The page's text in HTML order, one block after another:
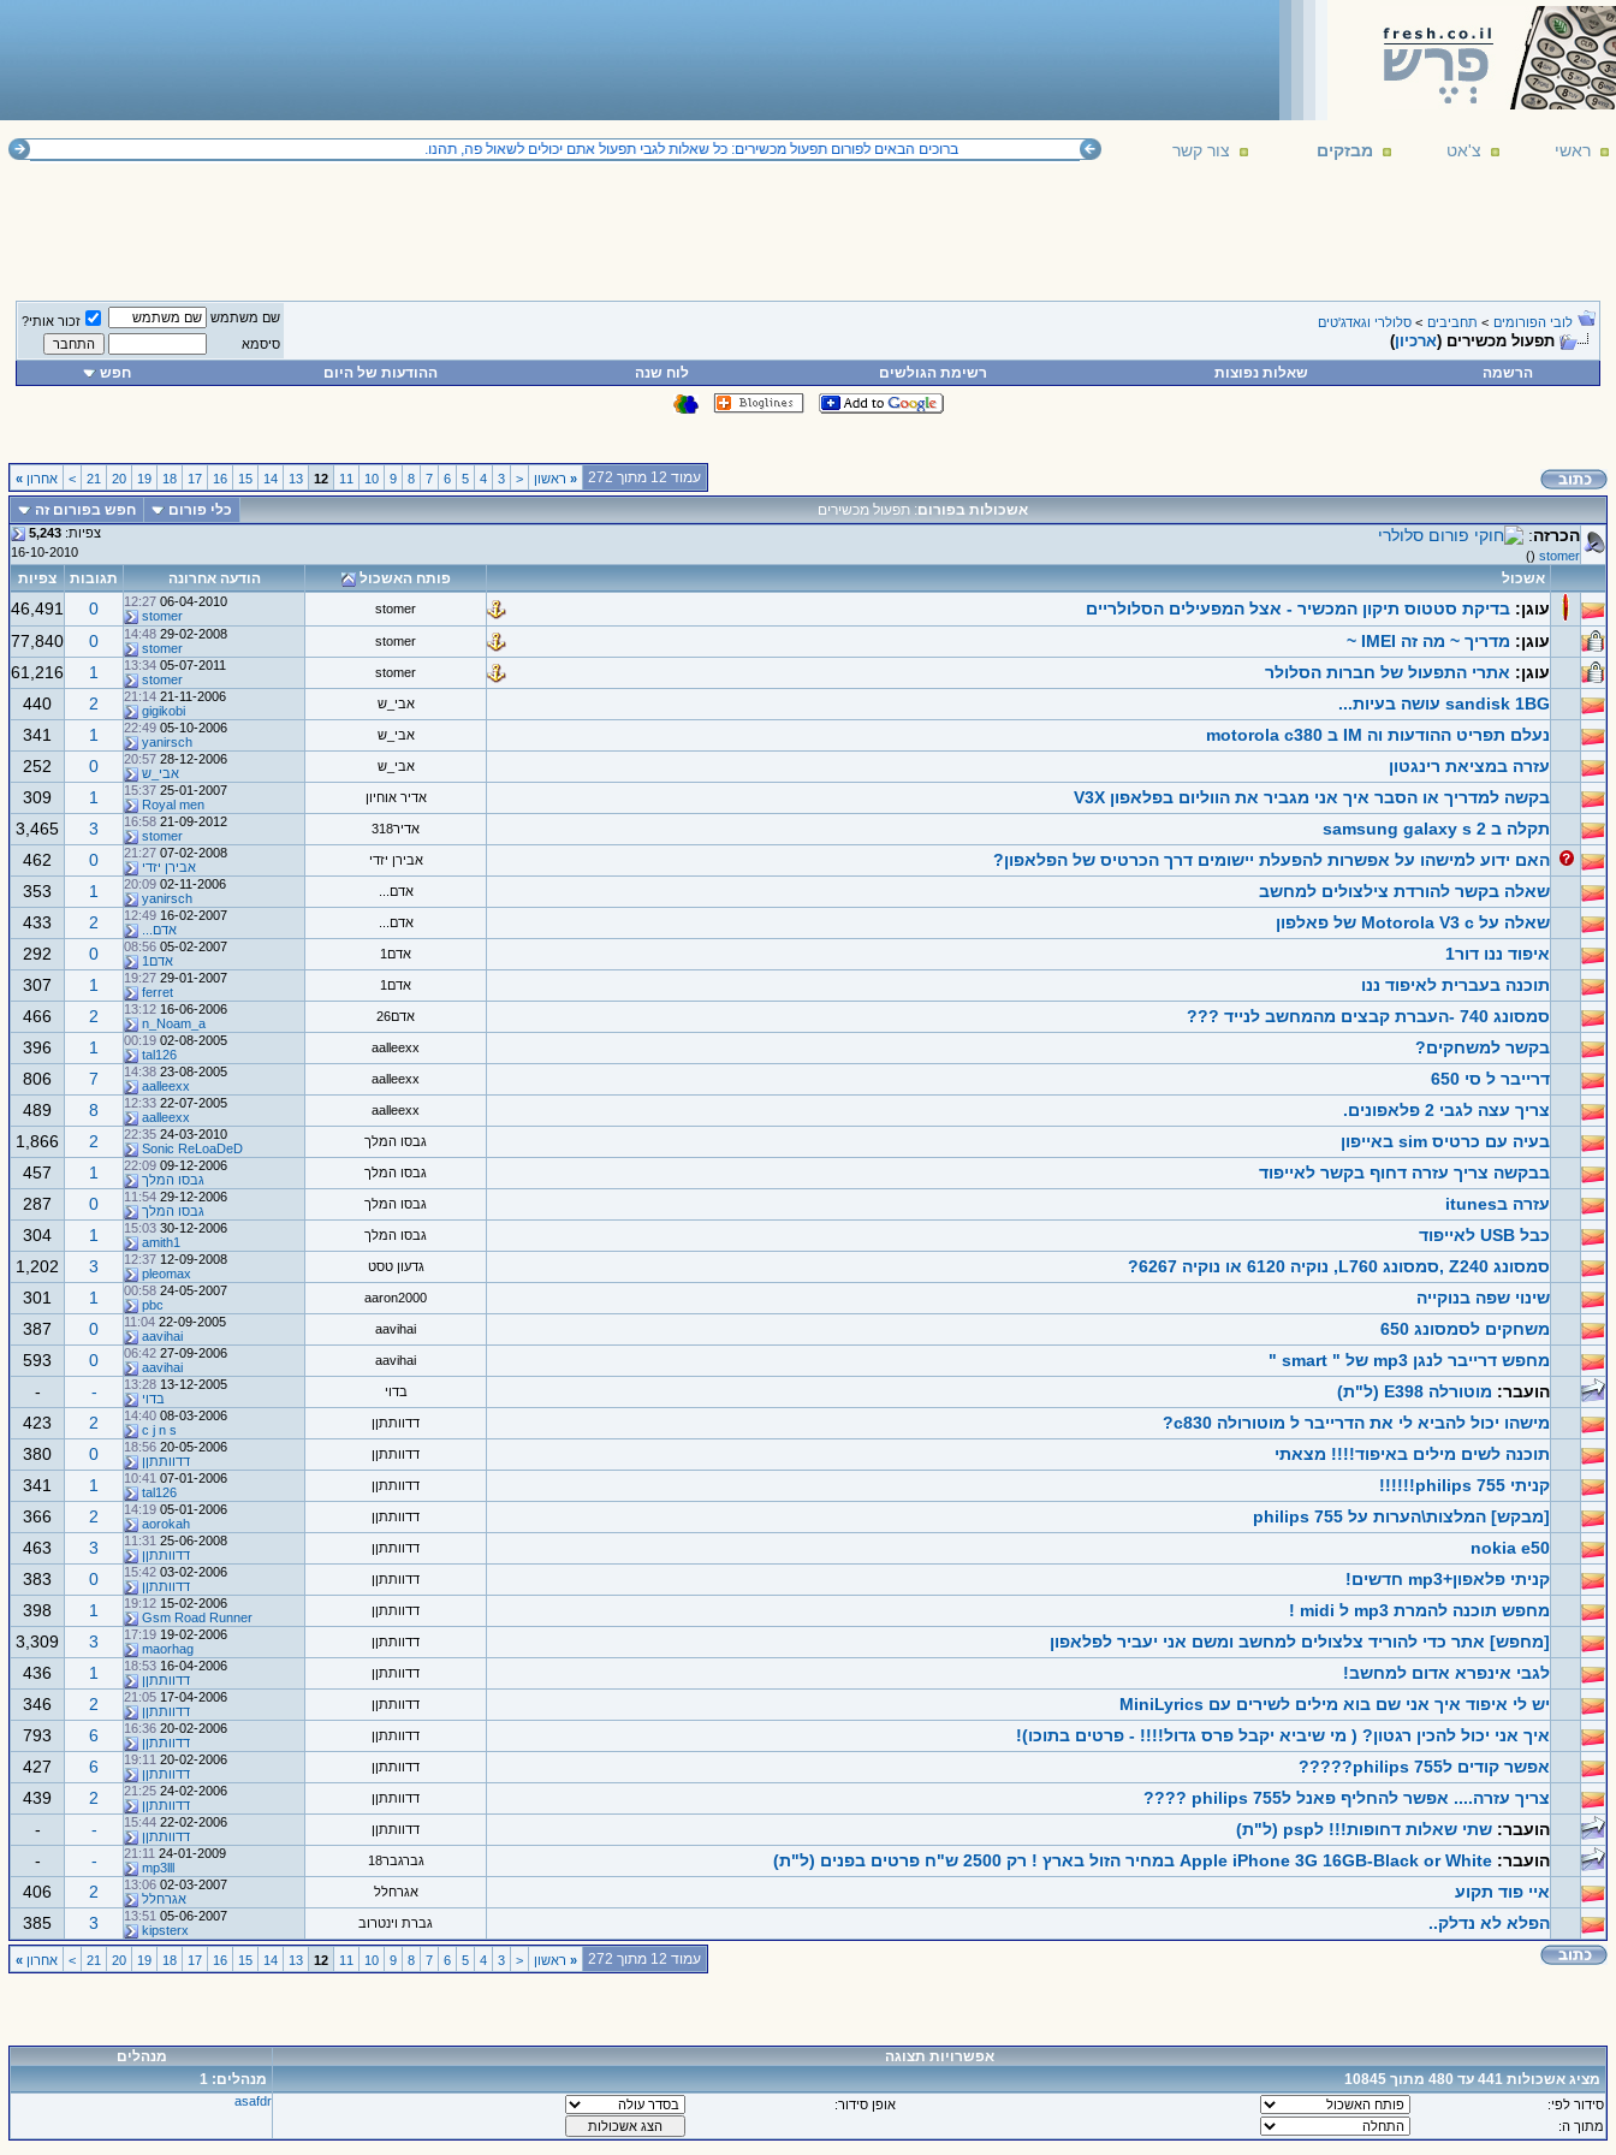
ראשי צ'אט מבזקים צור קשר ברוכים הבאים לפורום תפעול מכשירים: כל שאלות לגבי תפעול אתם יכולים לשאול פה, תהנו.
לובי הפורומים > תחביבים > סלולרי וגאדג'טים
תפעול מכשירים (ארכיון)
שם משתמש
זכור אותי?
סיסמא
הרשמה שאלות נפוצות רשימת הגולשים לוח שנה ההודעות של היום חפש
עמוד 12 מתוך 272 «ראשון <
3
4
5
6
7
8
9
10
11
12
13
14
15
16
17
18
19
20
21
> אחרון »
אשכולות בפורום: תפעול מכשירים כלי פורום חפש בפורום זה
צפיות: 5,243 הכרזה:
16-10-2010 stomer
()
אשכול פותח האשכול הודעה אחרונה תגובות צפיות
עוגן: בדיקת סטטוס תיקון המכשיר - אצל המפעילים הסלולריים stomer
06-04-2010
12:27
stomer
0
46,491
עוגן: מדריך ~ מה זה IMEI ~ stomer
29-02-2008
14:48
stomer
0
77,840
עוגן: אתרי התפעול של חברות הסלולר stomer
05-07-2011
13:34
stomer
1
61,216
sandisk 1BG עושה בעיות...
אבי_ש 21-11-2006
21:14
gigikobi
2
440
נעלם תפריט ההודעות וה IM ב motorola c380
אבי_ש 05-10-2006
22:49
yanirsch
1
341
עזרה במציאת רינגטון
אבי_ש 28-12-2006
20:57
אבי_ש
0
252
בקשה למדריך או הסבר איך אני מגביר את הווליום בפלאפון V3X
אדיר אוחיון 25-01-2007
15:37
Royal men
1
309
תקלה ב samsung galaxy s 2
אדיר318 21-09-2012
16:58
stomer
3
3,465
האם ידוע למישהו על אפשרות להפעלת יישומים דרך הכרטיס של הפלאפון?
אבירן יזדי 07-02-2008
21:27
אבירן יזדי
0
462
שאלה בקשר להורדת צילצולים למחשב
אדם... 02-11-2006
20:09
yanirsch
1
353
שאלה על Motorola V3 c של פאלפון
אדם... 16-02-2007
12:49
אדם...
2
433
איפוד ננו דור1
אדם1 05-02-2007
08:56
אדם1
0
292
תוכנה בעברית לאיפוד ננו
אדם1 29-01-2007
19:27
ferret
1
307
סמסונג 740 -העברת קבצים מהמחשב לנייד ???
אדם26 16-06-2006
13:12
n_Noam_a
2
466
בקשר למשחקים?
aalleexx
02-08-2005
00:19
tal126
1
396
דרייבר ל סי 650
aalleexx
23-08-2005
14:38
aalleexx
7
806
צריך עצה לגבי 2 פלאפונים.
aalleexx
22-07-2005
12:33
aalleexx
8
489
בעיה עם כרטיס sim באייפון
גבסו המלך 24-03-2010
22:35
Sonic ReLoaDeD
2
1,866
בבקשה צריך עזרה דחוף בקשר לאייפוד
גבסו המלך 09-12-2006
22:09
גבסו המלך
1
457
עזרה בitunes
גבסו המלך 29-12-2006
11:54
גבסו המלך
0
287
כבל USB לאייפוד
גבסו המלך 30-12-2006
15:03
amith1
1
304
סמסונג Z240 ,סמסונג L760, נוקיה 6120 או נוקיה 6267?
גדעון טסט 12-09-2008
12:37
pleomax
3
1,202
שינוי שפה בנוקייה
aaron2000
24-05-2007
00:58
pbc
1
301
משחקים לסמסונג 650
aavihai
22-09-2005
11:04
aavihai
0
387
מחפש דרייבר לנגן mp3 של " smart "
aavihai
27-09-2006
06:42
aavihai
0
593
הועבר: מוטורלה E398 (ל"ת) בדוי 13-12-2005
13:28
בדוי
-
-
מישהו יכול להביא לי את הדרייבר ל מוטורולה c830?
דדוותתןן 08-03-2006
14:40
c j n s
2
423
תוכנה לשים מילים באיפוד!!!! מצאתי
דדוותתןן 20-05-2006
18:56
דדוותתןן
0
380
קניתי philips 755!!!!!!
דדוותתןן 07-01-2006
10:41
tal126
1
341
[מבקש] המלצות\הערות על philips 755
דדוותתןן 05-01-2006
14:19
aorokah
2
366
nokia e50
דדוותתןן 25-06-2008
11:31
דדוותתןן
3
463
קניתי פלאפון+mp3 חדשים!
דדוותתןן 03-02-2006
15:42
דדוותתןן
0
383
מחפש תוכנה להמרת mp3 ל midi !
דדוותתןן 15-02-2006
19:12
Gsm Road Runner
1
398
[מחפש] אתר כדי להוריד צלצולים למחשב ומשם אני יעביר לפלאפון
דדוותתןן 19-02-2006
17:19
maorhag
3
3,309
לגבי אינפרא אדום למחשב!
דדוותתןן 16-04-2006
18:53
דדוותתןן
1
436
יש לי איפוד איך אני שם בוא מילים לשירים עם MiniLyrics
דדוותתןן 17-04-2006
21:05
דדוותתןן
2
346
איך אני יכול להכין רגטון? ( מי שיביא יקבל פרס גדול!!!! - פרטים בתוכו)!
דדוותתןן 20-02-2006
16:36
דדוותתןן
6
793
אפשר קודים לphilips 755?????
דדוותתןן 20-02-2006
19:11
דדוותתןן
6
427
צריך עזרה.... אפשר להחליף פאנל לphilips 755 ????
דדוותתןן 24-02-2006
21:25
דדוותתןן
2
439
הועבר: שתי שאלות דחופות!!! לpsp (ל"ת) דדוותתןן 22-02-2006
15:44
דדוותתןן
-
-
הועבר: Apple iPhone 3G 16GB-Black or White במחיר הזול בארץ ! רק 2500 ש"ח פרטים בפנים (ל"ת) גברגבר18 24-01-2009
21:11
mp3lll
-
-
איי פוד תקוע
אגרחלל 02-03-2007
13:06
אגרחלל
2
406
הפלא לא נדלק..
גברת וינטרוב 05-06-2007
13:51
kipsterx
3
385
עמוד 12 מתוך 272 «ראשון <
3
4
5
6
7
8
9
10
11
12
13
14
15
16
17
18
19
20
21
> אחרון »
אפשרויות תצוגה
מנהלים
מציג אשכולות 441 עד 480 מתוך 10845
מנהלים: 1
סידור לפי:
אופן סידור:
מתוך ה:
asafdr